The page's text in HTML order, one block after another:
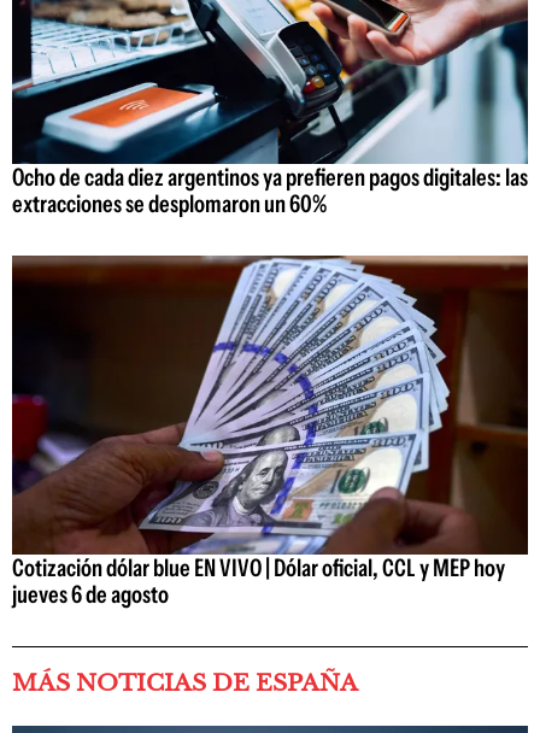
Ocho de cada diez argentinos ya prefieren pagos digitales: las
extracciones se desplomaron un 60%
Cotización dólar blue EN VIVO | Dólar oficial, CCL y MEP hoy
jueves 6 de agosto
MÁS NOTICIAS DE ESPAÑA